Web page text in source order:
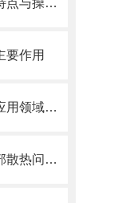
加工中心钢板防护罩的结构特点与操作维护方式
要作用
加工中心钢板防护罩的主要应用领域和产品的主要特性
加工中心钢板防护罩碰到内部散热问题改怎么办？这篇文章告诉你